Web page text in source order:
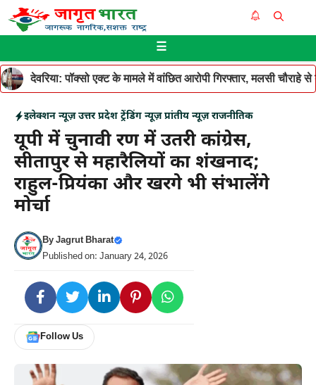
Skip
to
☰
देवरिया: पॉक्सो एक्ट के मामले में वांछित आरोपी गिरफ्तार, मलसी चौराहे
इलेक्शन न्यूज़ उत्तर प्रदेश ट्रेंडिंग न्यूज़ प्रांतीय न्यूज़ राजनीतिक
यूपी में चुनावी रण में उतरी कांग्रेस,
सीतापुर से महारैलियों का शंखनाद;
राहुल-प्रियंका और खरगे भी संभालेंगे
मोर्चा
ByJagrut Bharat
Published on: January 24, 2026
Follow Us